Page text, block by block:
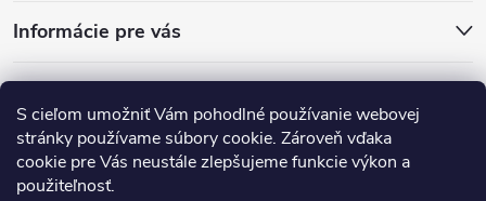
S cieľom umožniť Vám pohodlné používanie webovej
stránky používame súbory cookie. Zároveň vďaka
cookie pre Vás neustále zlepšujeme funkcie výkon a
použiteľnosť.
Informácie pre vás
Obrúčky a prstene
Náramky pre dvojice
Anjelske a ochranné náramky
Oceľové náramky